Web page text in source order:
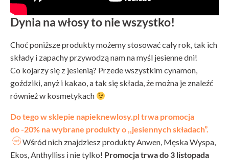
Dynia na włosy to nie wszystko!
Choć poniższe produkty możemy stosować cały rok, tak ich
składy i zapachy przywodzą nam na myśl jesienne dni!
Co kojarzy się z jesienią? Przede wszystkim cynamon,
goździki, anyż i kakao, a tak się składa, że można je znaleźć
również w kosmetykach
Do tego w sklepie napieknewlosy.pl trwa promocja
do -20% na wybrane produkty o ,,jesiennych składach”.
Wśród nich znajdziesz produkty Anwen, Męska Wyspa,
Ekos, Anthylliss i nie tylko! Promocja trwa do 3 listopada